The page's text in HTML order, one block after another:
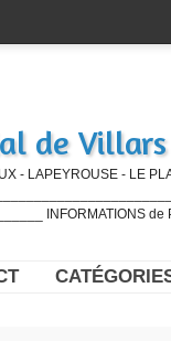
de
- LAPEYROUSE - LE
INFORMATIONS de